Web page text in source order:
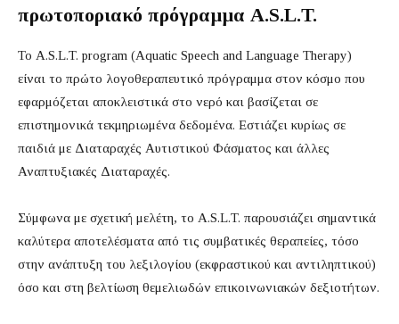
πρωτοποριακό πρόγραμμα A.S.L.T.
Το A.S.L.T. program (Aquatic Speech and Language Therapy)
είναι το πρώτο λογοθεραπευτικό πρόγραμμα στον κόσμο που
εφαρμόζεται αποκλειστικά στο νερό και βασίζεται σε
επιστημονικά τεκμηριωμένα δεδομένα. Εστιάζει κυρίως σε
παιδιά με Διαταραχές Αυτιστικού Φάσματος και άλλες
Αναπτυξιακές Διαταραχές.
Σύμφωνα με σχετική μελέτη, το A.S.L.T. παρουσιάζει σημαντικά
καλύτερα αποτελέσματα από τις συμβατικές θεραπείες, τόσο
στην ανάπτυξη του λεξιλογίου (εκφραστικού και αντιληπτικού)
όσο και στη βελτίωση θεμελιωδών επικοινωνιακών δεξιοτήτων.